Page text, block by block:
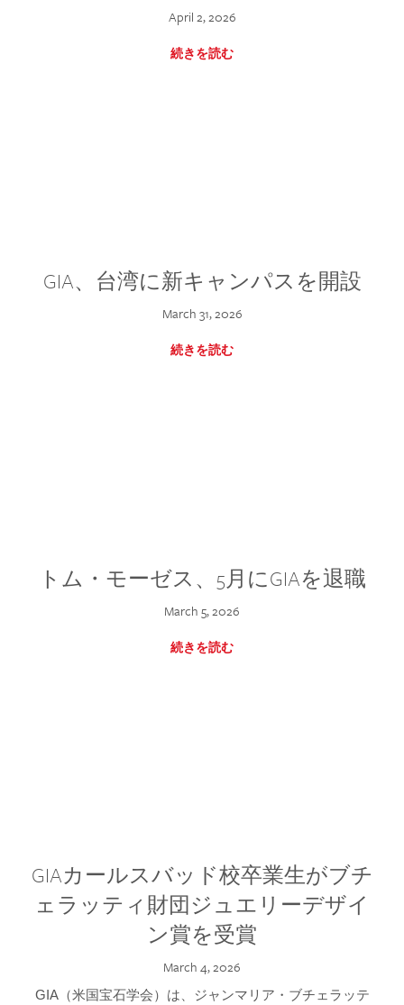
April 2, 2026
続きを読む
GIA、台湾に新キャンパスを開設
March 31, 2026
続きを読む
トム・モーゼス、5月にGIAを退職
March 5, 2026
続きを読む
GIAカールスバッド校卒業生がブチ
ェラッティ財団ジュエリーデザイ
ン賞を受賞
March 4, 2026
GIA（米国宝石学会）は、ジャンマリア・ブチェラッテ